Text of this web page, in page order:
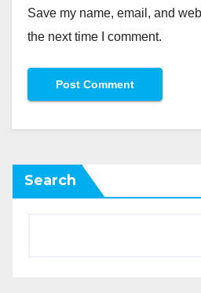
Save my name, email, and
the next time I comment.
Search